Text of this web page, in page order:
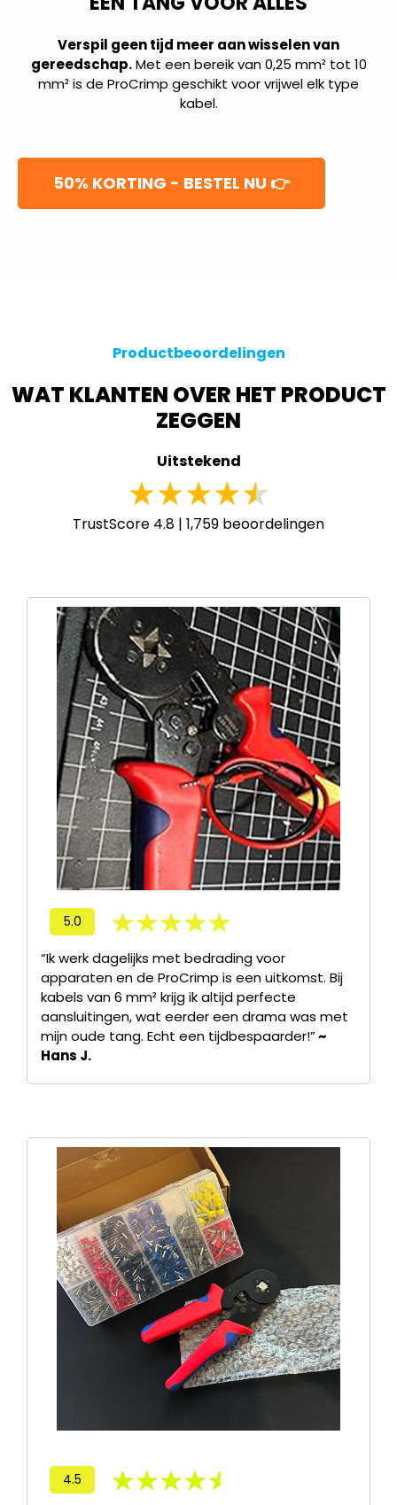
Verspil geen tijd meer aan wisselen van
gereedschap.Met een bereik van 0,25 mm² tot 10
mm² is de ProCrimp geschikt voor vrijwel elk type
kabel.
50% KORTING - BESTEL NU 👉
Productbeoordelingen
WAT KLANTEN OVER HET PRODUCT
ZEGGEN
Uitstekend
TrustScore 4.8 | 1,759 beoordelingen
5.0
“Ik werk dagelijks met bedrading voor
apparaten en de ProCrimp is een uitkomst. Bij
kabels van 6 mm² krijg ik altijd perfecte
aansluitingen, wat eerder een drama was met
mijn oude tang. Echt een tijdbespaarder!”~
Hans J.
4.5